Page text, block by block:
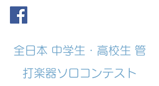
全日本 中学生・高校生 管
打楽器ソロコンテスト